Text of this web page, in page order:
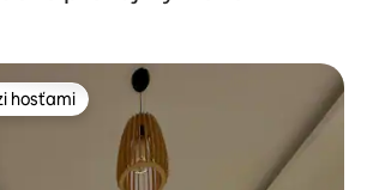
hosťami
hosťami